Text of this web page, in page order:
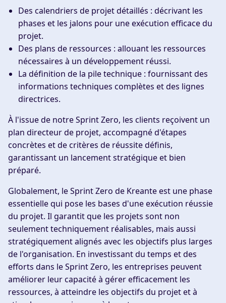
Des calendriers de projet détaillés : décrivant les
phases et les jalons pour une exécution efficace du
projet.
Des plans de ressources : allouant les ressources
nécessaires à un développement réussi.
La définition de la pile technique : fournissant des
informations techniques complètes et des lignes
directrices.
À l'issue de notre Sprint Zero, les clients reçoivent un
plan directeur de projet, accompagné d'étapes
concrètes et de critères de réussite définis,
garantissant un lancement stratégique et bien
préparé.
Globalement, le Sprint Zero de Kreante est une phase
essentielle qui pose les bases d'une exécution réussie
du projet. Il garantit que les projets sont non
seulement techniquement réalisables, mais aussi
stratégiquement alignés avec les objectifs plus larges
de l'organisation. En investissant du temps et des
efforts dans le Sprint Zero, les entreprises peuvent
améliorer leur capacité à gérer efficacement les
ressources, à atteindre les objectifs du projet et à